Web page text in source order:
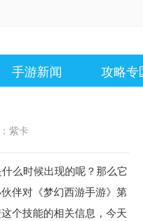
手游新闻 攻略专
紫卡
么时候出现的呢？那么它
伴对《梦幻西游手游》第
个技能的相关信息，今天